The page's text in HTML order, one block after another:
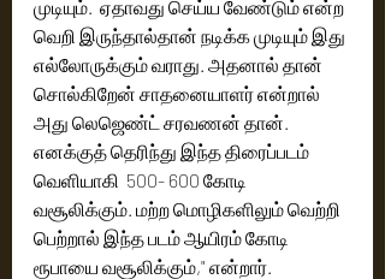
முடியும்.  ஏதாவது செய்ய வேண்டும் என்ற
வெறி இருந்தால்தான் நடிக்க முடியும் இது
எல்லோருக்கும் வராது.‌ அதனால் தான்
சொல்கிறேன் சாதனையாளர் என்றால்
அது லெஜெண்ட் சரவணன் தான்.
எனக்குத் தெரிந்து இந்த திரைப்படம்
வெளியாகி  500- 600 கோடி
வசூலிக்கும். மற்ற மொழிகளிலும் வெற்றி
பெற்றால் இந்த படம் ஆயிரம் கோடி
ரூபாயை வசூலிக்கும்," என்றார்.